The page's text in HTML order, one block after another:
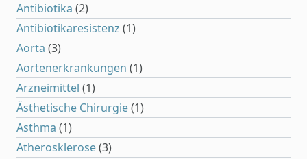
Antibiotika (2)
Antibiotikaresistenz (1)
Aorta (3)
Aortenerkrankungen (1)
Arzneimittel (1)
Ästhetische Chirurgie(1)
Asthma (1)
Atherosklerose(3)